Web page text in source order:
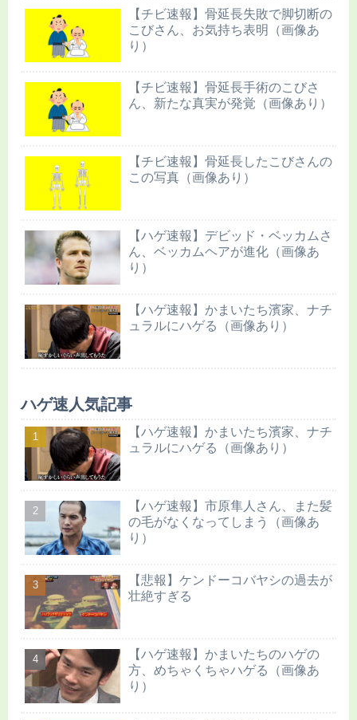
【チビ速報】骨延長失敗で脚切断の
こびさん、お気持ち表明（画像あ
り）
【チビ速報】骨延長手術のこびさ
ん、新たな真実が発覚（画像あり）
【チビ速報】骨延長したこびさんの
この写真（画像あり）
【ハゲ速報】デビッド・ベッカムさ
ん、ベッカムヘアが進化（画像あ
り）
【ハゲ速報】かまいたち濱家、ナチ
ュラルにハゲる（画像あり）
ハゲ速人気記事
【ハゲ速報】かまいたち濱家、ナチ
ュラルにハゲる（画像あり）
【ハゲ速報】市原隼人さん、また髪
の毛がなくなってしまう（画像あ
り）
【悲報】ケンドーコバヤシの過去が
壮絶すぎる
【ハゲ速報】かまいたちのハゲの
方、めちゃくちゃハゲる（画像あ
り）